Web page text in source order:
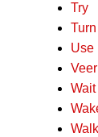
Try
Turn
Use
Veer
Wait
Walk